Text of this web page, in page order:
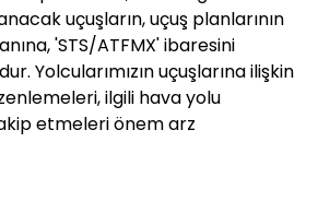
uçuşların, uçuş planlarının
'STS/ATFMX' ibaresini
Yolcularımızın uçuşlarına ilişkin
ilgili hava yolu
etmeleri önem arz